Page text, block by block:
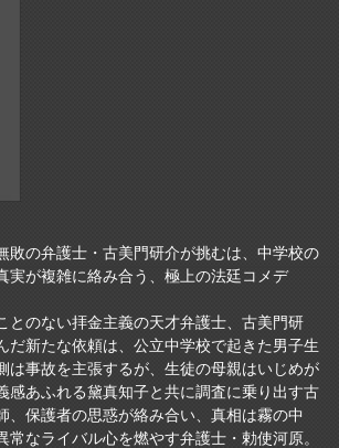
敗の弁護士・古美門研介が挑むは、中学校の
実が複雑に絡み合う、極上の法廷コメデ
とのない拝金主義の天才弁護士、古美門研
だ新たな依頼は、公立中学校で起きた男子生
は事故を主張するが、生徒の母親はいじめが
感あふれる黛真知子と共に調査に乗り出す古
、保護者の思惑が絡み合い、真相は霧の中
常なライバル心を燃やす弁護士・勅使河原。